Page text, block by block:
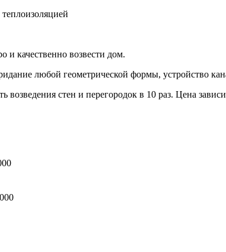
и качественно возвести дом.
любой геометрической формы, устройство
стен и перегородок в 10 раз. Цена